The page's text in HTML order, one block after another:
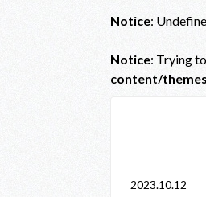
Notice:
Notice: Trying
content/
2023.10.12